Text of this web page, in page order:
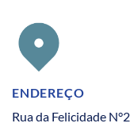
ENDEREÇO
Rua da Felicidade